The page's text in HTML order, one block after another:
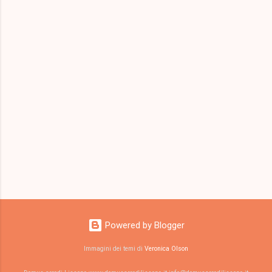
Powered by Blogger
Immagini dei temi di Veronica Olson